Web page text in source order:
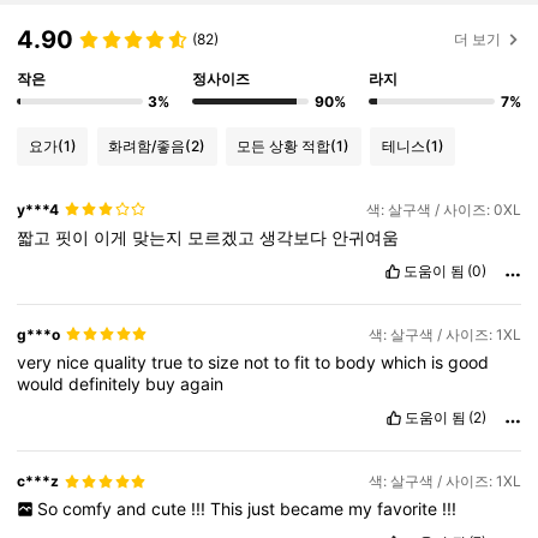
4.90 (82) 더 보기
작은
3%
정사이즈
90%
라지
7%
요가(1) 화려함/좋음(2) 모든 상황 적합(1) 테니스(1)
y***4 색: 살구색 / 사이즈: 0XL
짧고 핏이 이게 맞는지 모르겠고생각보다 안귀여움
도움이 됨 (0)
g***o 색: 살구색 / 사이즈: 1XL
very nicequalitytruetosize nottofitto bodywhich isgood
woulddefinitely buyagain
도움이 됨 (2)
c***z 색: 살구색 / 사이즈: 1XL
So comfy and cute !!! This just became my favorite !!!